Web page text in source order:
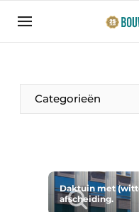
Aanmelden
Bedrijven
Bouwen aan de
Direct contact
Evenement
Categorieën
Productinformatie
Evenementen
Daktuin met
afscheiding.